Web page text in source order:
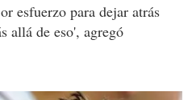
esfuerzo para dejar atrás
allá de eso', agregó